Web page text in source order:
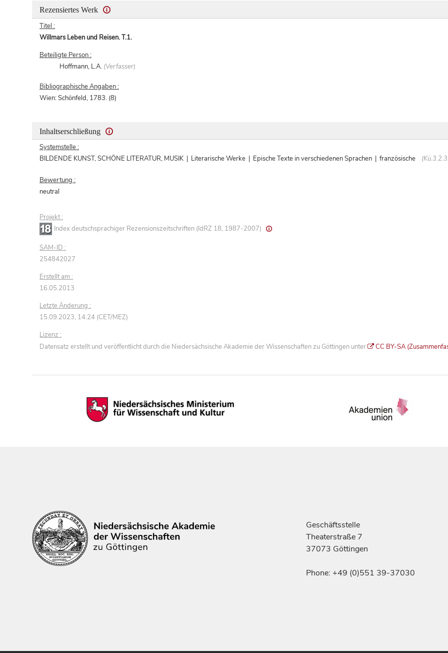
Rezensiertes Werk
Titel :
Willmars Leben und Reisen. T.1.
Beteiligte Person :
Hoffmann, L.A. (Verfasser)
Bibliographische Angaben :
Wien: Schönfeld, 1783. (8)
Inhaltserschließung
Systemstelle :
BILDENDE KUNST, SCHÖNE LITERATUR, MUSIK | Literarische Werke | Epische Texte in verschiedenen Sprachen | französische
Bewertung :
neutral
Projekt :
Index deutschsprachiger Rezensionszeitschriften (IdRZ 18, 1987-2007)
SAM-ID :
254842027
Erstellt am :
16.05.2013
Letzte Änderung :
15.09.2023, 14:24 (CET/MEZ)
Lizenz :
Datensatz erstellt und veröffentlicht durch die Niedersächsische Akademie der Wissenschaften zu Göttingen unter
CC BY-SA
Geschäftsstelle
Theaterstraße 7
37073 Göttingen
Phone: +49 (0)551 39-37030